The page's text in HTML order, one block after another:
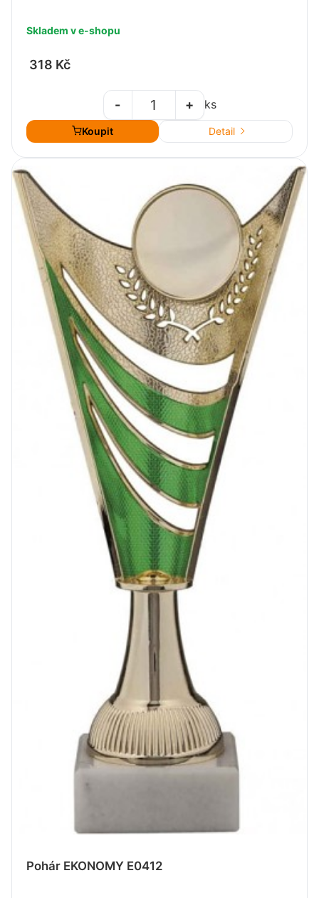
Skladem v e-shopu
318 Kč
+
- ks
Koupit Detail
Pohár EKONOMY E0412